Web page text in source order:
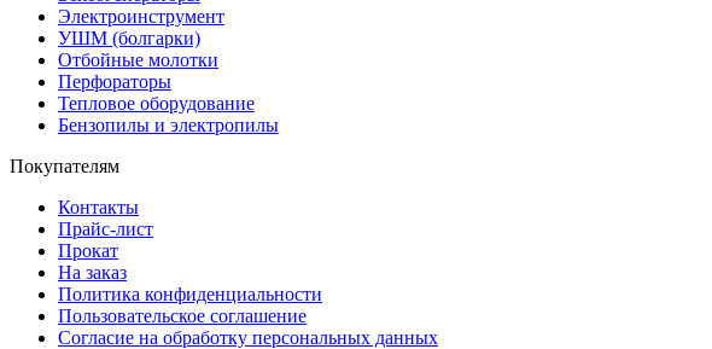
Электроинструмент
УШМ (болгарки)
Отбойные молотки
Перфораторы
Тепловое оборудование
Бензопилы и электропилы
Покупателям
Контакты
Прайс-лист
Прокат
На заказ
Политика конфиденциальности
Пользовательское соглашение
Согласие на обработку персональных данных